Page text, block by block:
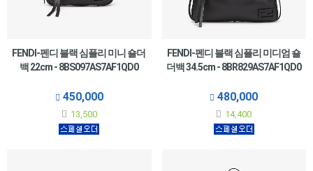
FENDI-펜디 블랙 심플리 미니 숄더
백 22cm - 8BS097AS7AF1QD0
450,000
13,500
FENDI-펜디 블랙 심플리 미디엄 숄
더백 34.5cm - 8BR829AS7AF1QD0
480,000
14,400